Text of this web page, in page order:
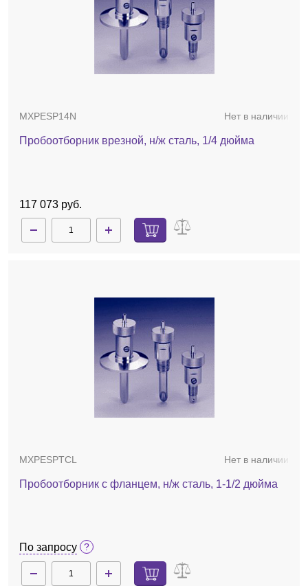
MXPESP14N Нет в наличии
Пробоотборник врезной, н/ж сталь, 1/4 дюйма
117 073 руб.
MXPESPTCL Нет в наличии
Пробоотборник с фланцем, н/ж сталь, 1-1/2 дюйма
По запросу